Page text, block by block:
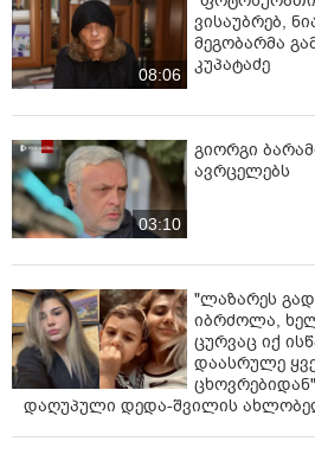
08:06
ვისაუბრებ,
მეგობარმა
კუპატაძე
03:10
გიორგი
ავრცელებს
"ლაზარეს
იბრძოლა,
ცურვაც იქ
დაასრულე
დაღუპული დედა-შვილის